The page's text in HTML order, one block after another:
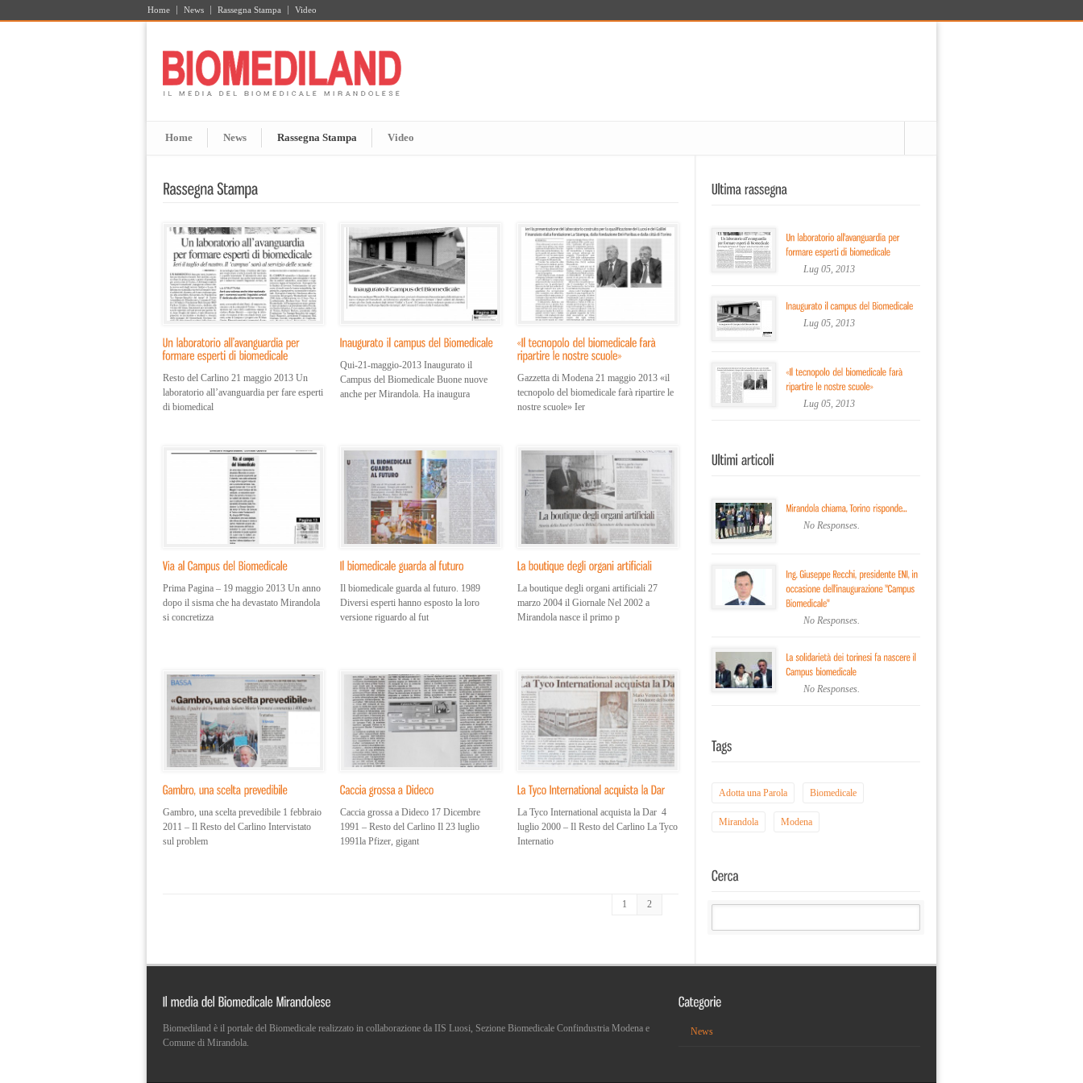
Home News Rassegna Stampa Video
Home News Rassegna Stampa Video
Resto del Carlino 21 maggio 2013 Un
laboratorio all’avanguardia per fare esperti
di biomedical
Qui-21-maggio-2013 Inaugurato il
Campus del Biomedicale Buone nuove
anche per Mirandola. Ha inaugura
Gazzetta di Modena 21 maggio 2013 «il
tecnopolo del biomedicale farà ripartire le
nostre scuole» Ier
Prima Pagina – 19 maggio 2013 Un anno
dopo il sisma che ha devastato Mirandola
si concretizza
Il biomedicale guarda al futuro. 1989
Diversi esperti hanno esposto la loro
versione riguardo al fut
La boutique degli organi artificiali 27
marzo 2004 il Giornale Nel 2002 a
Mirandola nasce il primo p
Gambro, una scelta prevedibile 1 febbraio
2011 – Il Resto del Carlino Intervistato
sul problem
Caccia grossa a Dideco 17 Dicembre
1991 – Resto del Carlino Il 23 luglio
1991la Pfizer, gigant
La Tyco International acquista la Dar 4
luglio 2000 – Il Resto del Carlino La Tyco
Internatio
1 2
Lug 05, 2013
Lug 05, 2013
Lug 05, 2013
No Responses.
No Responses.
No Responses.
Adotta una Parola Biomedicale
Mirandola Modena
Biomediland è il portale del Biomedicale realizzato in collaborazione da IIS Luosi, Sezione Biomedicale Confindustria Modena e
Comune di Mirandola.
News